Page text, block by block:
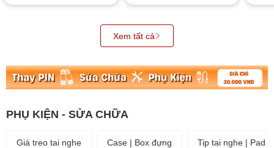
Xem tất cả
PHỤ KIỆN - SỬA CHỮA
Giá treo tai nghe Case | Box đựng Tip tai nghe | Pad